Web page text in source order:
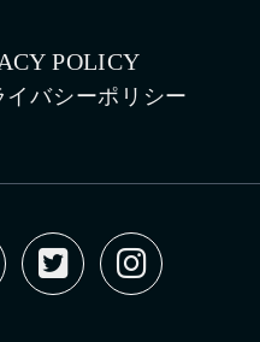
POLICY
イバシーポリシー